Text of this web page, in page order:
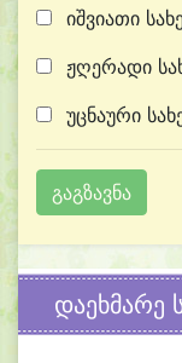
იშვიათი
ჟღერადი
უცნაური
დაეხმარე